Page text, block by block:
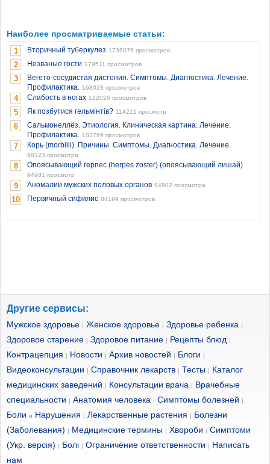
Наиболее просматриваемые статьи:
1 Вторичный туберкулез 1736076 просмотров
2 Незваные гости 179511 просмотров
3
Вегето-сосудистая дистония. Симптомы. Диагностика. Лечение.
Профилактика. 168028 просмотров
4 Слабость в ногах 122026 просмотров
5 Як позбутися гельмінтів? 114221 просмотр
6
Сальмонеллёз. Этиология. Клиническая картина. Лечение.
Профилактика. 103769 просмотров
7 Корь (morbilli). Причины. Симптомы. Диагностика. Лечение.
98123 просмотра
8 Опоясывающий герпес (herpes zoster) (опоясывающий лишай)
94981 просмотр
9 Аномалии мужских половых органов 94902 просмотра
10 Первичный сифилис 84199 просмотров
Другие сервисы:
Мужское здоровье | Женское здоровье | Здоровье ребенка |
Здоровое старение | Здоровое питание | Рецепты блюд |
Контрацепция | Новости | Архив новостей | Блоги |
Видеоконсультации | Справочник лекарств | Тесты | Каталог
медицинских заведений | Консультации врача | Врачебные
специальности | Анатомия человека | Симптомы болезней |
Боли и Нарушения | Лекарственные растения | Болезни
(Заболевания) | Медицинские термины | Хвороби | Симптоми
(Укр. версія) | Болі | Ограничение ответственности | Написать
нам